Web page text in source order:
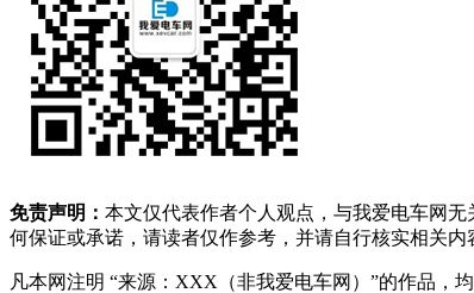
免责声明： 本文仅代表作者个人观点，与我爱电车网
何保证或承诺，请读者仅作参考，并请自行核实相关内
凡本网注明 “来源：XXX（非我爱电车网）”的作品，